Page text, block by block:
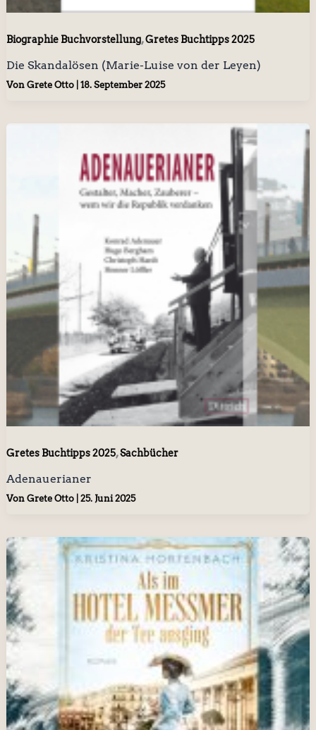
Biographie Buchvorstellung,Gretes Buchtipps 2025
Die Skandalösen (Marie-Luise von der Leyen)
Von Grete Otto 18. September 2025
Gretes Buchtipps 2025,Sachbücher
Adenauerianer
Von Grete Otto 25. Juni 2025